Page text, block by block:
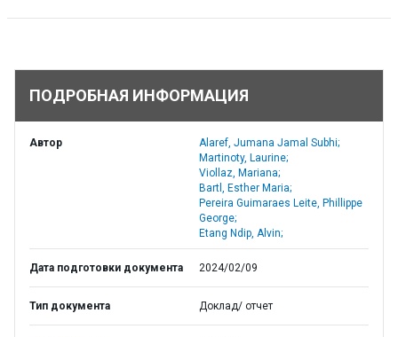
ПОДРОБНАЯ ИНФОРМАЦИЯ
Автор
Alaref, Jumana Jamal Subhi;
Martinoty, Laurine;
Viollaz, Mariana;
Bartl, Esther Maria;
Pereira Guimaraes Leite, Phillippe
George;
Etang Ndip, Alvin;
Дата подготовки документа 2024/02/09
Тип документа Доклад/ отчет